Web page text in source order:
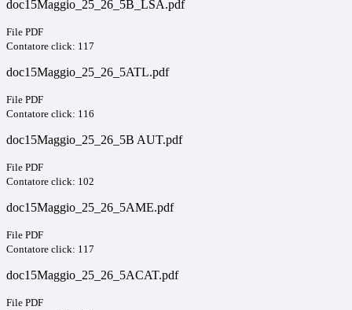
doc15Maggio_25_26_5B_LSA.pdf
File PDF
Contatore click: 117
doc15Maggio_25_26_5ATL.pdf
File PDF
Contatore click: 116
doc15Maggio_25_26_5B AUT.pdf
File PDF
Contatore click: 102
doc15Maggio_25_26_5AME.pdf
File PDF
Contatore click: 117
doc15Maggio_25_26_5ACAT.pdf
File PDF